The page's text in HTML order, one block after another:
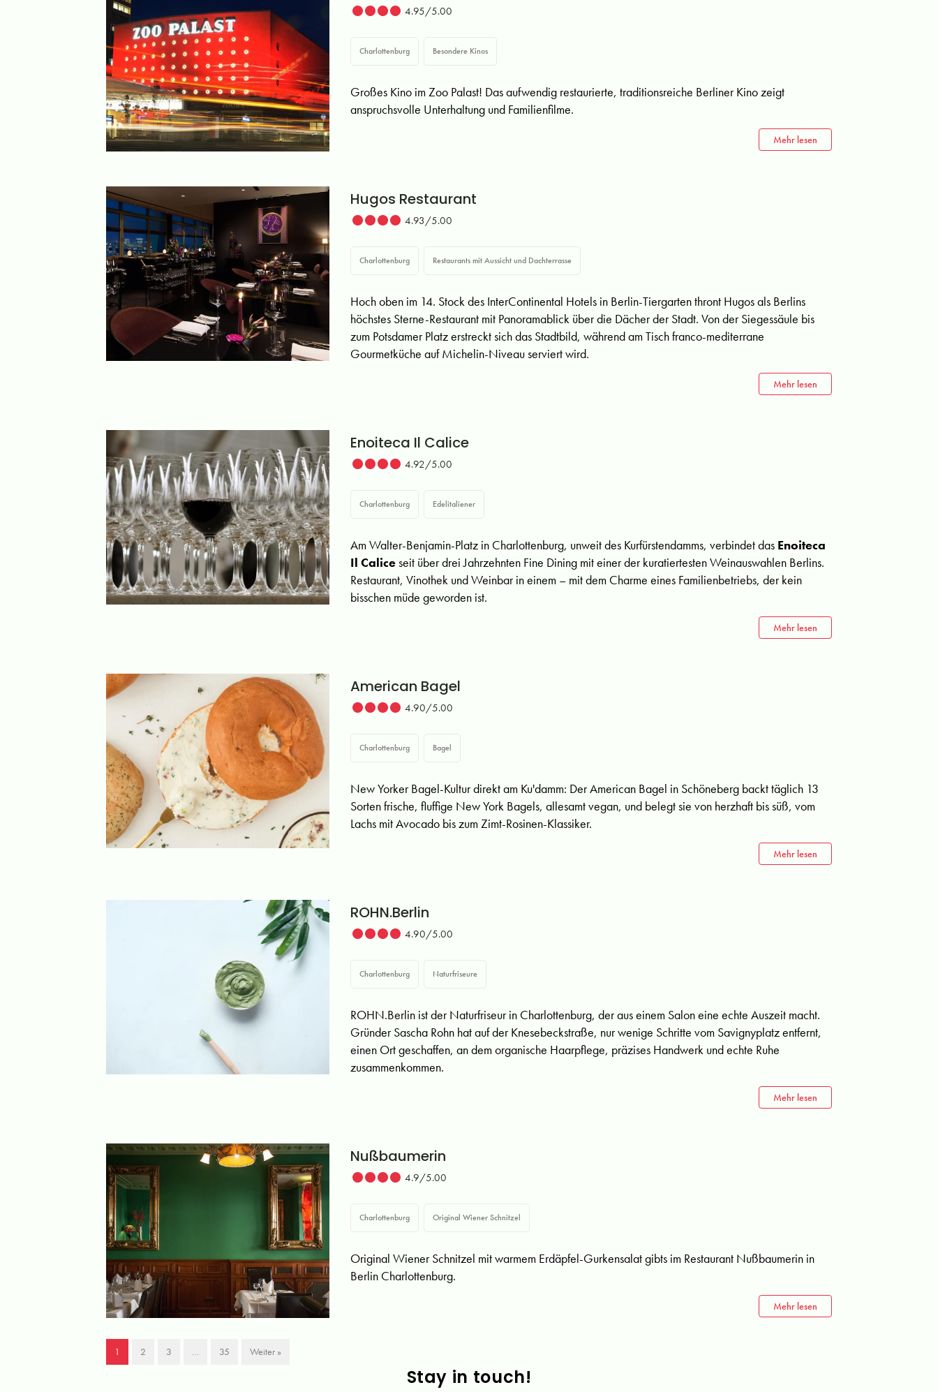
4.95/5.00
Charlottenburg Besondere Kinos
Großes Kino im Zoo Palast! Das aufwendig restaurierte, traditionsreiche Berliner Kino zeigt
anspruchsvolle Unterhaltung und Familienfilme.
Mehr lesen
Hugos Restaurant
4.93/5.00
Charlottenburg Restaurants mit Aussicht und Dachterrasse
Hoch oben im 14. Stock des InterContinental Hotels in Berlin-Tiergarten thront Hugos als Berlins
höchstes Sterne-Restaurant mit Panoramablick über die Dächer der Stadt. Von der Siegessäule bis
zum Potsdamer Platz erstreckt sich das Stadtbild, während am Tisch franco-mediterrane
Gourmetküche auf Michelin-Niveau serviert wird.
Mehr lesen
Enoiteca Il Calice
4.92/5.00
Charlottenburg Edelitaliener
Am Walter-Benjamin-Platz in Charlottenburg, unweit des Kurfürstendamms, verbindet das Enoiteca
Il Caliceseit über drei Jahrzehnten Fine Dining mit einer der kuratiertesten Weinauswahlen Berlins.
Restaurant, Vinothek und Weinbar in einem – mit dem Charme eines Familienbetriebs, der kein
bisschen müde geworden ist.
Mehr lesen
American Bagel
4.90/5.00
Charlottenburg Bagel
New Yorker Bagel-Kultur direkt am Ku'damm: Der American Bagel in Schöneberg backt täglich 13
Sorten frische, fluffige New York Bagels, allesamt vegan, und belegt sie von herzhaft bis süß, vom
Lachs mit Avocado bis zum Zimt-Rosinen-Klassiker.
Mehr lesen
ROHN.Berlin
4.90/5.00
Charlottenburg Naturfriseure
ROHN.Berlin ist der Naturfriseur in Charlottenburg, der aus einem Salon eine echte Auszeit macht.
Gründer Sascha Rohn hat auf der Knesebeckstraße, nur wenige Schritte vom Savignyplatz entfernt,
einen Ort geschaffen, an dem organische Haarpflege, präzises Handwerk und echte Ruhe
zusammenkommen.
Mehr lesen
Nußbaumerin
4.9/5.00
Charlottenburg Original Wiener Schnitzel
Original Wiener Schnitzel mit warmem Erdäpfel-Gurkensalat gibts im Restaurant Nußbaumerin in
Berlin Charlottenburg.
Mehr lesen
1 2 3 … 35 Weiter »
Stay in touch!